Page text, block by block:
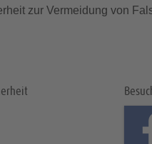
zur Vermeidung von